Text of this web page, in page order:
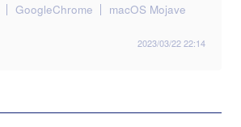
GoogleChrome macOS Mojave
2023/03/22 22:14